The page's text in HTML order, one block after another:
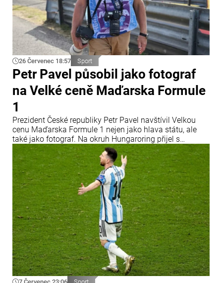
26 Červenec 18:57 Sport
Petr Pavel působil jako fotograf
na Velké ceně Maďarska Formule
1
Prezident České republiky Petr Pavel navštívil Velkou
cenu Maďarska Formule 1 nejen jako hlava státu, ale
také jako fotograf. Na okruh Hungaroring přijel s
profesionální fotografickou technikou a oficiální
akreditací Mezinárodní automobilové federace (FIA).